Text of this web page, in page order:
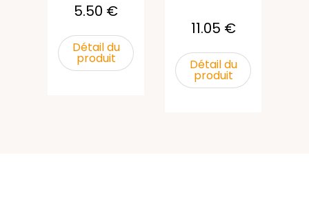
5.50 €
Détail du
produit
11.05 €
Détail du
produit